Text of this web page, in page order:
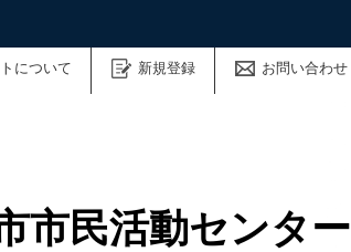
について 新規登録 お問い合わせ
市民活動センター